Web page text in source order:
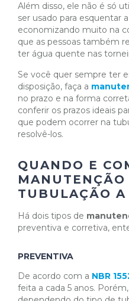
Além disso, ele não é só
ser usado para esquentar
economizando muito na
que as pessoas também
ter água quente nas
Se você quer sempre ter
disposição, faça a
no prazo e na forma
conferir os prazos ideais
que podem ocorrer na
resolvê-los.
QUANDO E
MANUTENÇÃO
TUBULAÇÃO A
Há dois tipos de
preventiva e corretiva,
PREVENTIVA
De acordo com a NBR
feita a cada 5 anos.